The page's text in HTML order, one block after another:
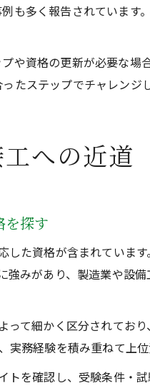
も多く報告されていま
や資格の更新が必要な
たステップでチャレンジ
への近道
を探す
た資格が含まれていま
みがあり、製造業や設
て細かく区分されてお
務経験を積み重ねて上位
を確認し、受験条件・